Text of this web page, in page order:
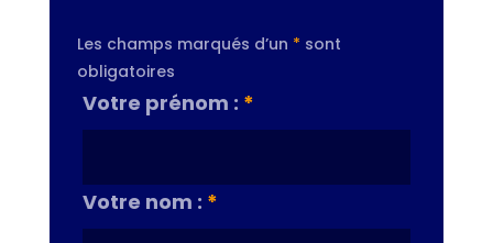
Les champs marqués d’un * sont
obligatoires
Votre prénom : *
Votre nom : *